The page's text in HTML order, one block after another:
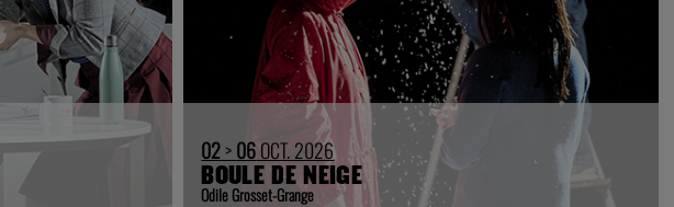
02>06OCT. 2026
BOULE DE NEIGE
Odile Grosset-Grange